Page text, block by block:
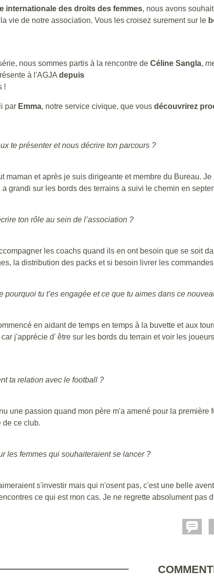
internationale des droits des femmes, nous avons
vie de notre association. Vous les croisez surement sur le
nous sommes partis à la rencontre de Céline Sangla,
à l'AGJA depuis
!
par Emma, notre service civique, que vous découvrirez
te présenter et nous décrire ton parcours ?
maman et après je suis dirigeante et membre du Bureau.
grandi sur les bords des terrains a suivi le chemin en
ton rôle au sein de l’association ?
les coachs quand ils en ont besoin que se soit
la distribution des packs et si besoin livrer les
pourquoi tu t’es engagée et ce que tu aimes dans ce
en aidant de temps en temps à la buvette et aux
j'apprécie d' être sur les bords du terrain et voir les
ta relation avec le football ?
une passion quand mon père m'a amené pour la
de ce club.
les femmes qui souhaiteraient se lancer ?
s'investir mais qui n'osent pas, c'est une belle
ce qui est mon cas. Je ne regrette absolument pas